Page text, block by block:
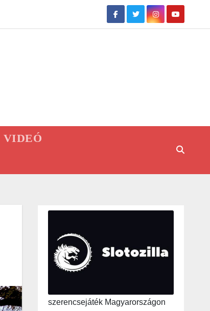
VIDEÓ
szerencsejáték Magyarországon